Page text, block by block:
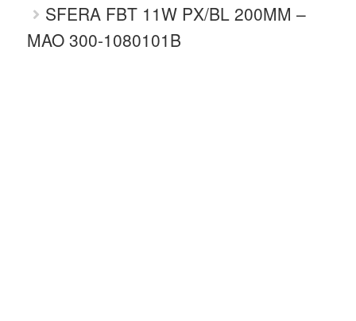
Preventivo Impianto Elettrico
SFERA FBT 11W PX/BL 200MM –
MAO 300-1080101B